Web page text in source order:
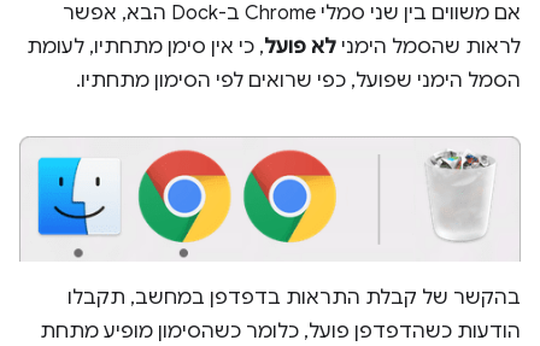
אם משווים בין שני סמלי Chrome ב-Dock הבא, אפשר
לראות שהסמל הימני לא פועל, כי אין סימן מתחתיו, לעומת
הסמל הימני שפועל, כפי שרואים לפי הסימון מתחתיו.
בהקשר של קבלת התראות בדפדפן במחשב, תקבלו
הודעות כשהדפדפן פועל, כלומר כשהסימון מופיע מתחת